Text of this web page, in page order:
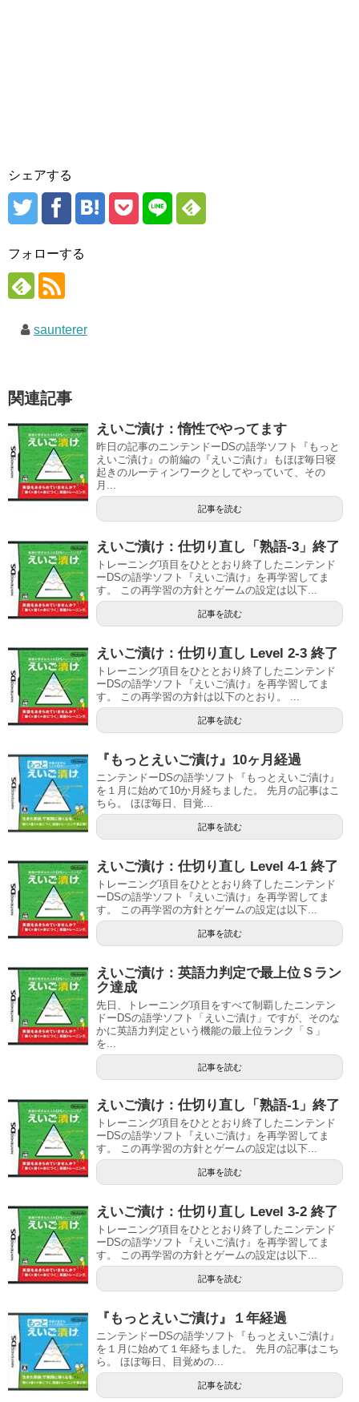
シェアする
フォローする
saunterer
関連記事
えいご漬け：惰性でやってます
昨日の記事のニンテンドーDSの語学ソフト『もっと
えいご漬け』の前編の『えいご漬け』もほぼ毎日寝
起きのルーティンワークとしてやっていて、その
月...
記事を読む
えいご漬け：仕切り直し「熟語-3」終了
トレーニング項目をひととおり終了したニンテンド
ーDSの語学ソフト『えいご漬け』を再学習してま
す。 この再学習の方針とゲームの設定は以下...
記事を読む
えいご漬け：仕切り直し Level 2-3 終了
トレーニング項目をひととおり終了したニンテンド
ーDSの語学ソフト『えいご漬け』を再学習してま
す。 この再学習の方針は以下のとおり。 ...
記事を読む
『もっとえいご漬け』10ヶ月経過
ニンテンドーDSの語学ソフト『もっとえいご漬け』
を１月に始めて10か月経ちました。 先月の記事はこ
ちら。 ほぼ毎日、目覚...
記事を読む
えいご漬け：仕切り直し Level 4-1 終了
トレーニング項目をひととおり終了したニンテンド
ーDSの語学ソフト『えいご漬け』を再学習してま
す。 この再学習の方針とゲームの設定は以下...
記事を読む
えいご漬け：英語力判定で最上位Ｓラン
ク達成
先日、トレーニング項目をすべて制覇したニンテン
ドーDSの語学ソフト「えいご漬け」ですが、そのな
かに英語力判定という機能の最上位ランク「Ｓ」
を...
記事を読む
えいご漬け：仕切り直し「熟語-1」終了
トレーニング項目をひととおり終了したニンテンド
ーDSの語学ソフト『えいご漬け』を再学習してま
す。 この再学習の方針とゲームの設定は以下...
記事を読む
えいご漬け：仕切り直し Level 3-2 終了
トレーニング項目をひととおり終了したニンテンド
ーDSの語学ソフト『えいご漬け』を再学習してま
す。 この再学習の方針とゲームの設定は以下...
記事を読む
『もっとえいご漬け』１年経過
ニンテンドーDSの語学ソフト『もっとえいご漬け』
を１月に始めて１年経ちました。 先月の記事はこち
ら。 ほぼ毎日、目覚めの...
記事を読む